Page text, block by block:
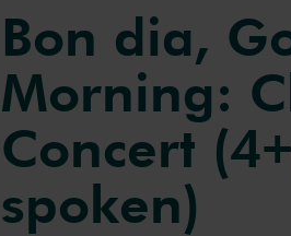
Bon dia,
Morning:
Concert
spoken)